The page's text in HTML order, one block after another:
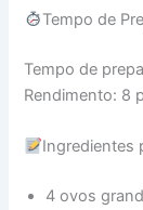
Tempo de
Tempo de
Rendimento: 8
Ingredientes
4 ovos